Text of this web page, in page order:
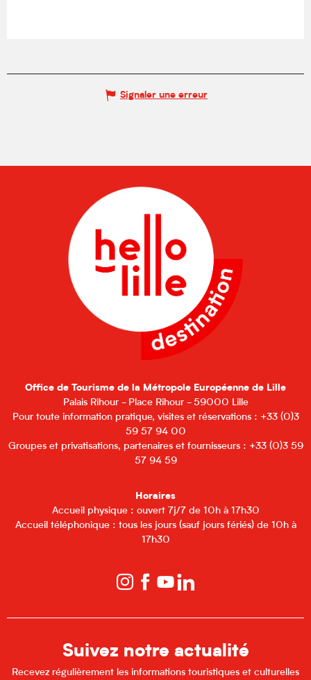
Signaler une erreur
Office de Tourisme de la Métropole Européenne de Lille
Palais Rihour - Place Rihour - 59000 Lille
Pour toute information pratique, visites et réservations : +33 (0)3
59 57 94 00
Groupes et privatisations, partenaires et fournisseurs : +33 (0)3 59
57 94 59
Horaires
Accueil physique : ouvert 7j/7 de 10h à 17h30
Accueil téléphonique : tous les jours (sauf jours fériés) de 10h à
17h30
Suivez notre actualité
Recevez régulièrement les informations touristiques et culturelles